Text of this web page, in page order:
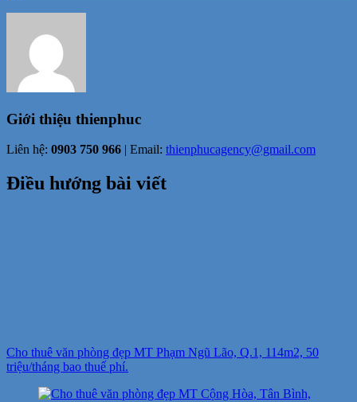
Giới thiệu thienphuc
Liên hệ: 0903 750 966 | Email: thienphucagency@gmail.com
Điều hướng bài viết
Cho thuê văn phòng đẹp MT Phạm Ngũ Lão, Q.1, 114m2, 50
triệu/tháng bao thuế phí.